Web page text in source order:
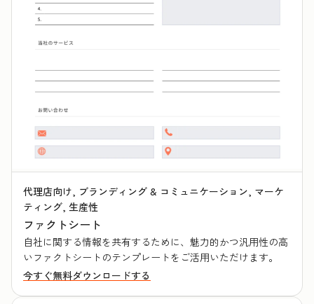
代理店向け, ブランディング & コミュニケーション, マーケ
ティング, 生産性
ファクトシート
自社に関する情報を共有するために、魅力的かつ汎用性の高
いファクトシートのテンプレートをご活用いただけます。
今すぐ無料ダウンロードする